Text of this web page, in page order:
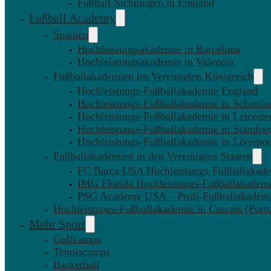
Fußball Academy
Spanien
Hochleistungsakademie in Barcelona
Hochleistungsakademie in Valencia
Fußballakademien im Vereinigten Königreich
Hochleistungs-Fußballakademie England
Hochleistungs-Fußballakademie in
Hochleistungs-Fußballakademie in
Hochleistungs-Fußballakademie in
Hochleistungs-Fußballakademie in
Fußballakademien in den Vereinigten Staaten
FC Barça USA Hochleistungs-
IMG Florida Hochleistungs-
PSG Academy USA – Profi-
Hochleistungs-Fußballakademie in Cascais
Mehr Sport
Golfcamps
Tenniscamps
Basketball